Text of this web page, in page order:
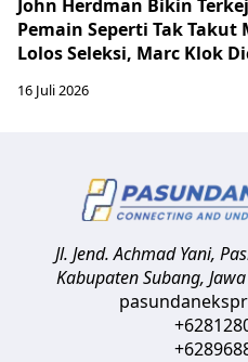
John Herdman Bikin
Pemain Seperti Tak Takut
Lolos Seleksi, Marc Klok
16 Juli 2026
Jl. Jend. Achmad Yani,
Kabupaten Subang,